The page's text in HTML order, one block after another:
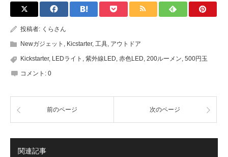
投稿者: くらさん
Newガジェット , Kicstarter, 工具, アウトドア
Kickstarter, LEDライト , 紫外線LED, 赤色LED, 200ルーメン, 500円玉
コメント: 0
前のページ 次のページ
関連記事